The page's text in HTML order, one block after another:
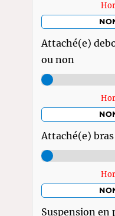
Attaché(e)
ou non
Attaché(e)
Suspension en